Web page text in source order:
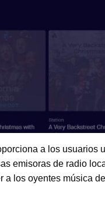
a los usuarios
emisoras de radio
los oyentes música